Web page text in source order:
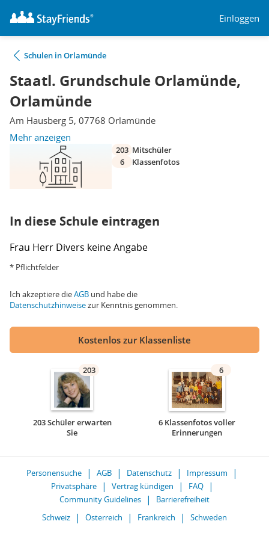
Einloggen
Schulen in Orlamünde
Staatl. Grundschule Orlamünde,
Orlamünde
Am Hausberg 5, 07768 Orlamünde
Mehr anzeigen
203 Mitschüler
6
Klassenfotos
In diese Schule eintragen
Frau Herr Divers keine Angabe
* Pflichtfelder
Ich akzeptiere dieAGB und habe die
Datenschutzhinweisezur Kenntnis genommen.
Kostenlos zur Klassenliste
203
203 Schüler erwarten
Sie
6
6 Klassenfotos voller
Erinnerungen
Personensuche AGB Datenschutz
Impressum
Privatsphäre
Vertrag kündigen
FAQ
Community Guidelines
Barrierefreiheit
Schweiz
Österreich Frankreich Schweden